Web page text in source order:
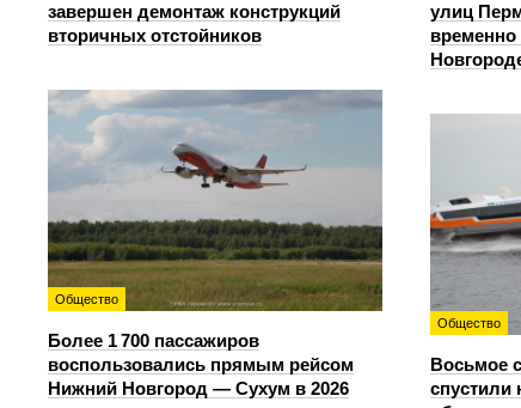
завершен демонтаж конструкций
вторичных отстойников
улиц
Общество
Более 1 700 пассажиров
воспользовались прямым рейсом
Нижний Новгород — Сухум в 2026
Общество
Восьмое
спустили